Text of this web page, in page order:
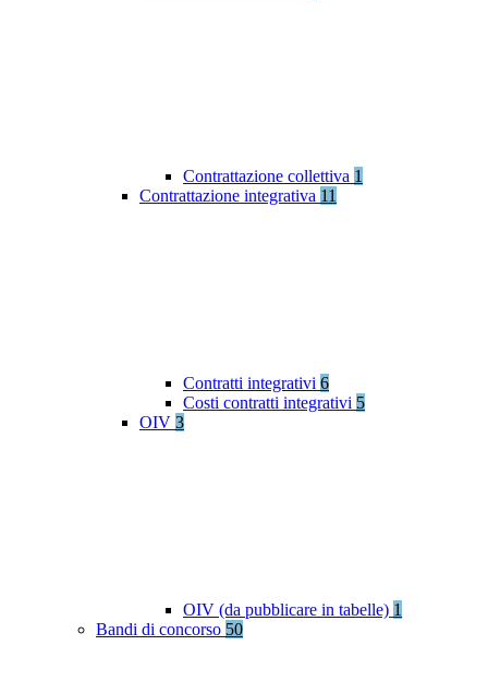
Contrattazione collettiva 1
Contrattazione integrativa 11
Contratti integrativi 6
Costi contratti integrativi 5
OIV 3
OIV (da pubblicare in tabelle) 1
Bandi di concorso 50